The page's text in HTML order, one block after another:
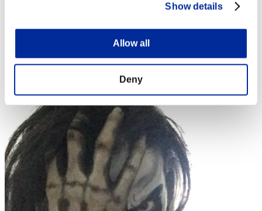
Show details
Allow all
Deny